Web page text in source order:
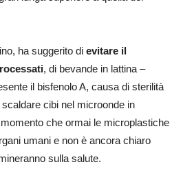
ha suggerito di evitare il
, di bevande in lattina –
il bisfenolo A, causa di sterilità
cibi nel microonde in
che ormai le microplastiche
umani e non è ancora chiaro
sulla salute.